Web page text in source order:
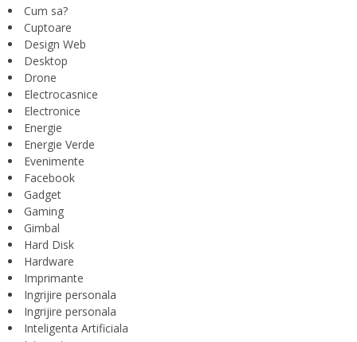
Cum sa?
Cuptoare
Design Web
Desktop
Drone
Electrocasnice
Electronice
Energie
Energie Verde
Evenimente
Facebook
Gadget
Gaming
Gimbal
Hard Disk
Hardware
Imprimante
Ingrijire personala
Ingrijire personala
Inteligenta Artificiala